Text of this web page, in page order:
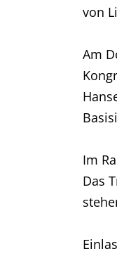
von
Am
Im
Das